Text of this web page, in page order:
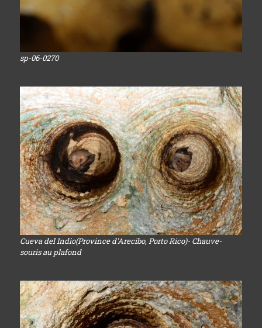
sp-06-0270
Cueva del Indio(Province d'Arecibo, Porto Rico)- Chauve-
souris au plafond